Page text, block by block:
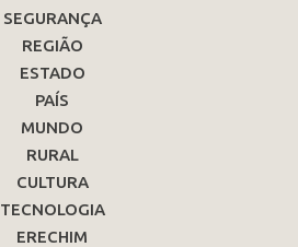
SEGURANÇA
REGIÃO
ESTADO
PAÍS
MUNDO
RURAL
CULTURA
TECNOLOGIA
ERECHIM